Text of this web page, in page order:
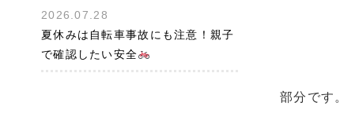
2026.07.28
夏休みは自転車事故にも注意！親子
で確認したい安全
部分です